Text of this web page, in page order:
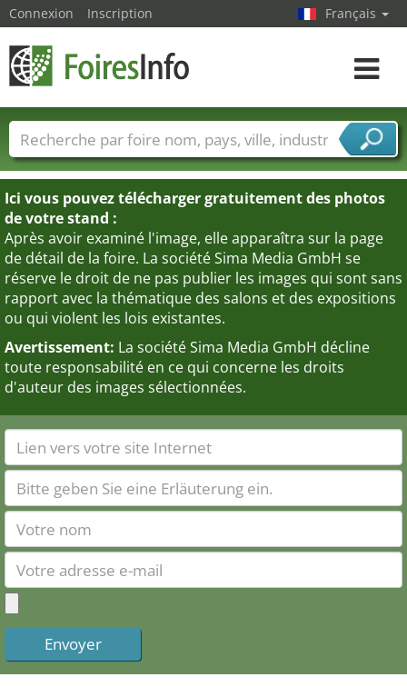
Ici vous pouvez télécharger gratuitement des photos
de votre stand :
Après avoir examiné l'image, elle apparaîtra sur la page
de détail de la foire. La société Sima Media GmbH se
réserve le droit de ne pas publier les images qui sont sans
rapport avec la thématique des salons et des expositions
ou qui violent les lois existantes.
Avertissement: La société Sima Media GmbH décline
toute responsabilité en ce qui concerne les droits
d'auteur des images sélectionnées.
Connexion Inscription Français
Toggle
Foire noms Pays Villes
Secteurs de foire
Secteurs du fournisseur de services